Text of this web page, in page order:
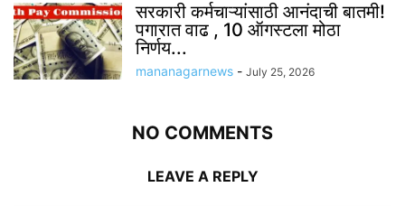
सरकारी कर्मचाऱ्यांसाठी आनंदाची बातमी!
पगारात वाढ , 10 ऑगस्टला मोठा
निर्णय...
mananagarnews - July 25, 2026
NO COMMENTS
LEAVE A REPLY